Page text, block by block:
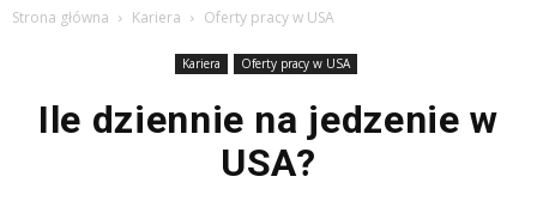
Strona główna Kariera Oferty pracy w USA
Kariera Oferty pracy w USA
Ile dziennie na jedzenie w
USA?